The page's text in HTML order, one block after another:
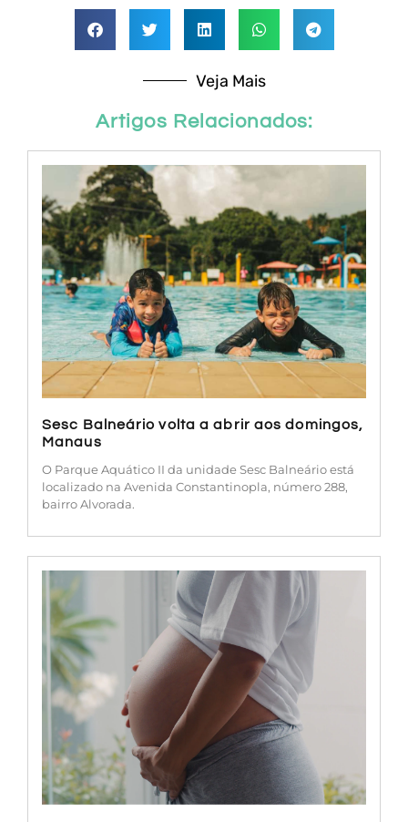
Veja Mais
Artigos Relacionados:
Sesc Balneário volta a abrir aos domingos,
Manaus
O Parque Aquático II da unidade Sesc Balneário está
localizado na Avenida Constantinopla, número 288,
bairro Alvorada.